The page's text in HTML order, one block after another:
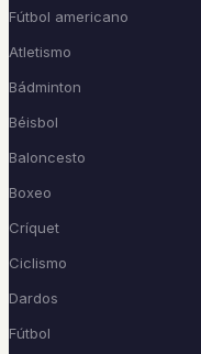
Fútbol americano
Atletismo
Bádminton
Béisbol
Baloncesto
Boxeo
Críquet
Ciclismo
Dardos
Fútbol